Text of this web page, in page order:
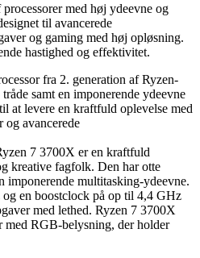
med høj ydeevne og
til avancerede
og gaming med høj opløsning.
hastighed og effektivitet.
fra 2. generation af Ryzen-
samt en imponerende ydeevne
at levere en kraftfuld oplevelse med
og avancerede
7 3700X er en kraftfuld
kreative fagfolk. Den har otte
imponerende multitasking-ydeevne.
en boostclock på op til 4,4 GHz
med lethed. Ryzen 7 3700X
med RGB-belysning, der holder